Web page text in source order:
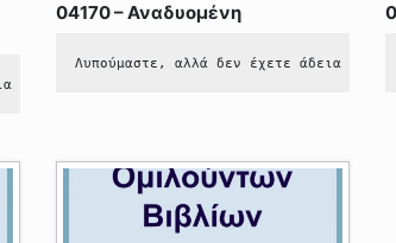
να δείτε αυτό το περιεχόμενο.
04170 – Αναδυομένη
Λυπούμαστε, αλλά δεν έχετε άδεια να